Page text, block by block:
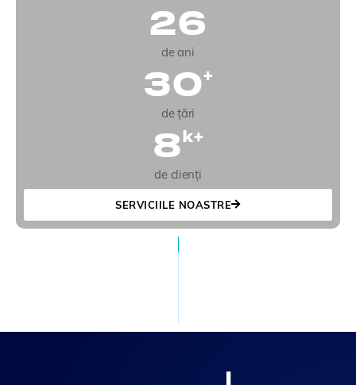
de ani
26
de țări
30+
de clienți
8k+
SERVICIILE NOASTRE